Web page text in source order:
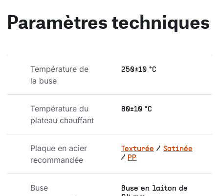
Paramètres techniques
Température de
la buse
250±10 °C
Température du
plateau chauffant
80±10 °C
Plaque en acier
recommandée
Texturée / Satinée
/ PP
Buse
Buse en laiton de